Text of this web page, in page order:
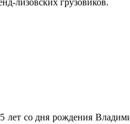
лет со дня рождения